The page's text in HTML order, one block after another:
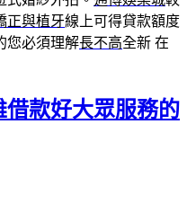
正與植牙線上可得貸款額度
您必須理解長不高全新 在
款好大眾服務的